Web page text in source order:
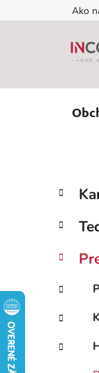
na
Ako
B
č
ý
a
n
l
Preskočiť
K
a
e
ó
i